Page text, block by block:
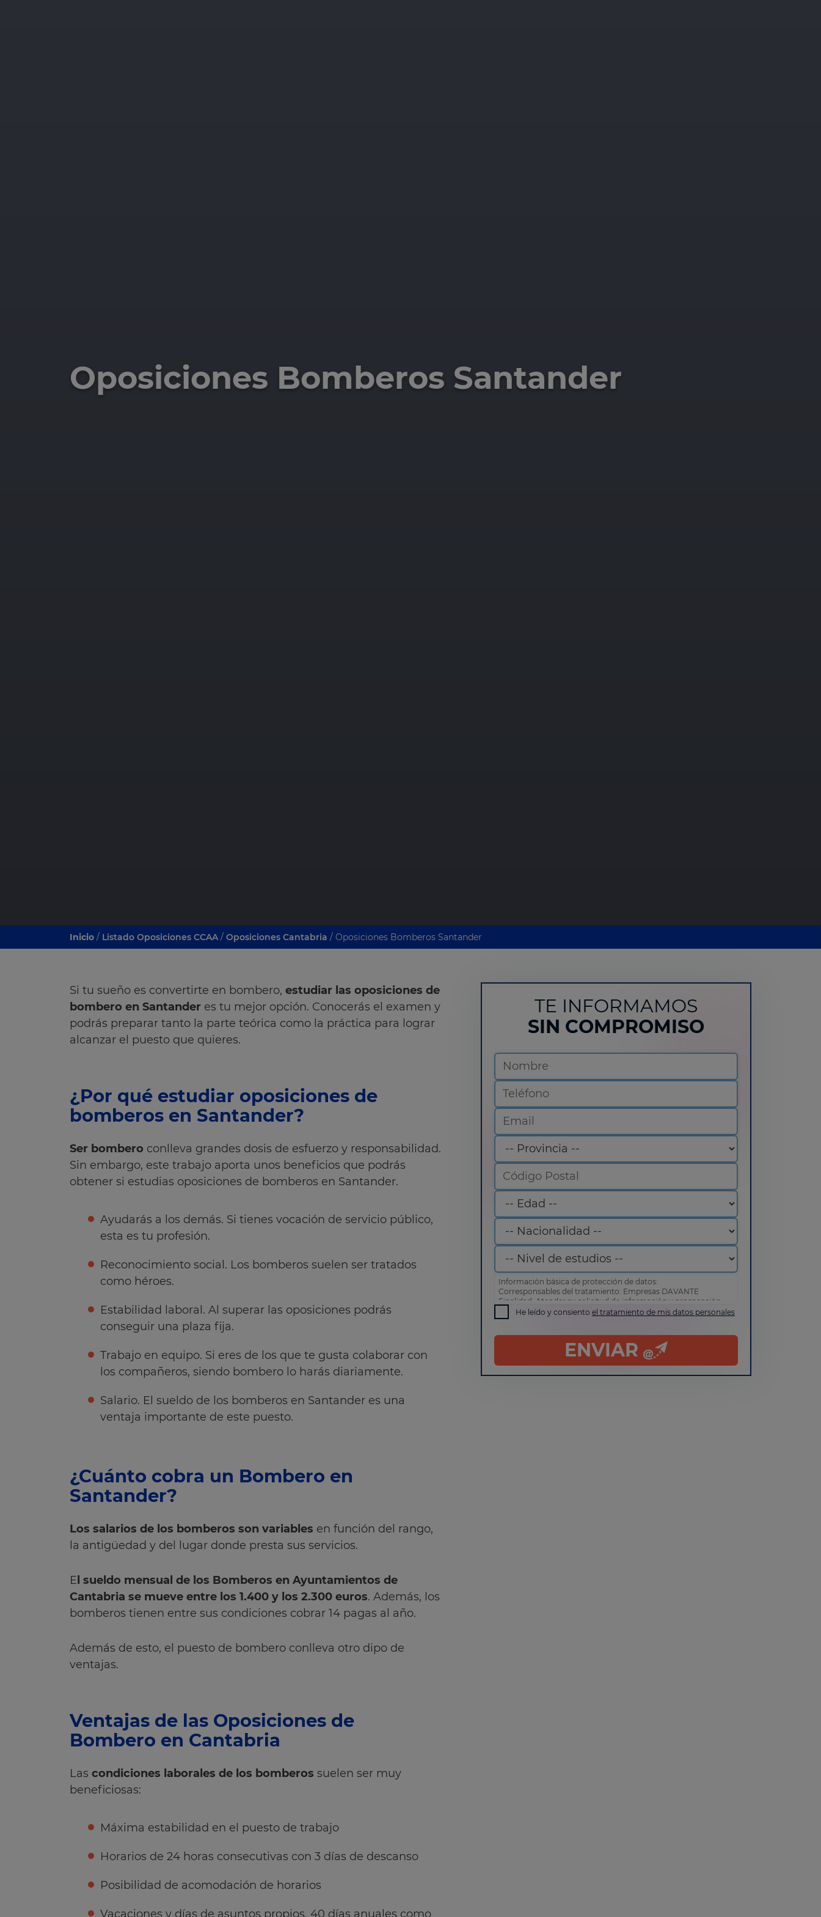
Oposiciones Bomberos Santander
Inicio / Listado Oposiciones CCAA/ Oposiciones Cantabria / Oposiciones Bomberos Santander
Si tu sueño es convertirte en bombero, estudiar las oposiciones de
bombero en Santander es tu mejor opción. Conocerás el examen y
podrás preparar tanto la parte teórica como la práctica para lograr
alcanzar el puesto que quieres.
¿Por qué estudiar oposiciones de
bomberos en Santander?
Ser bombero conlleva grandes dosis de esfuerzo y responsabilidad.
Sin embargo, este trabajo aporta unos beneficios que podrás
obtener si estudias oposiciones de bomberos en Santander.
Ayudarás a los demás. Si tienes vocación de servicio público,
esta es tu profesión.
Reconocimiento social. Los bomberos suelen ser tratados
como héroes.
Estabilidad laboral. Al superar las oposiciones podrás
conseguir una plaza fija.
Trabajo en equipo. Si eres de los que te gusta colaborar con
los compañeros, siendo bombero lo harás diariamente.
Salario. El sueldo de los bomberos en Santander es una
ventaja importante de este puesto.
¿Cuánto cobra un Bombero en
Santander?
Los salarios de los bomberos son variables en función del rango,
la antigüedad y del lugar donde presta sus servicios.
El sueldo mensual de los Bomberos en Ayuntamientos de
Cantabria se mueve entre los 1.400 y los 2.300 euros. Además, los
bomberos tienen entre sus condiciones cobrar 14 pagas al año.
Además de esto, el puesto de bombero conlleva otro dipo de
ventajas.
Ventajas de las Oposiciones de
Bombero en Cantabria
Las condiciones laborales de los bomberos suelen ser muy
beneficiosas:
Máxima estabilidad en el puesto de trabajo
Horarios de 24 horas consecutivas con 3 días de descanso
Posibilidad de acomodación de horarios
Vacaciones y días de asuntos propios, 40 días anuales como
TE INFORMAMOS
SIN COMPROMISO
Información básica de protección de datos:
Corresponsables del tratamiento: Empresas DAVANTE
Finalidad: Atender su solicitud de información y prospección
comercial
Derechos: Puede acceder, rectificar y suprimir sus datos, así
He leído y consiento el tratamiento de mis datos personales
ENVIAR